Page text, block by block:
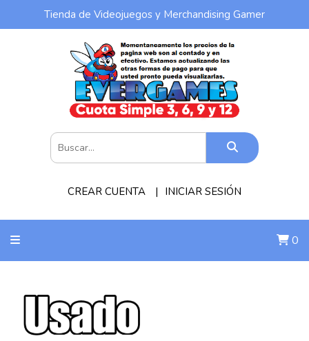
Tienda de Videojuegos y Merchandising Gamer
CREAR CUENTA INICIAR SESIÓN
0